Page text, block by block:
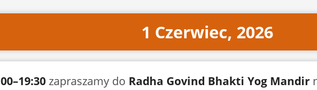
1 Czerwiec, 2026
zapraszamy do Radha Govind Bhakti Yog Mandir